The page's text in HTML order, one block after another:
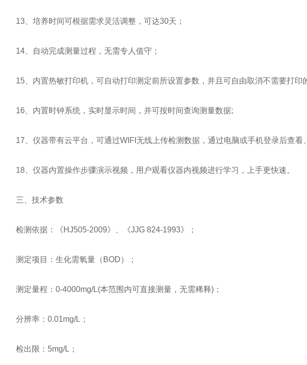
13、培养时间可根据需求灵活调整，可达30天；
14、自动完成测量过程，无需专人值守；
15、内置热敏打印机，可自动打印测定前所设置参数，并且可自由取消不需要打印
16、内置时钟系统，实时显示时间，并可按时间查询测量数据;
17、仪器带有云平台，可通过WIFI无线上传检测数据，通过电脑或手机登录后查看
18、仪器内置操作步骤演示视频，用户观看仪器内视频进行学习，上手更快速。
三、技术参数
检测依据：《HJ505-2009》、《JJG 824-1993》；
测定项目：生化需氧量（BOD）；
测定量程：0-4000mg/L(本范围内可直接测量，无需稀释)；
分辨率：0.01mg/L；
检出限：5mg/L；